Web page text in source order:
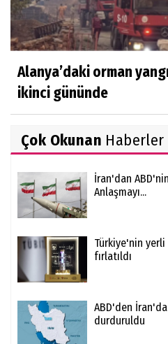
Alanya’daki orman
ikinci gününde
Çok Okunan Haberler
İran'dan
Anlaşmayı...
Türkiye'nin
fırlatıldı
ABD'den
durduruldu